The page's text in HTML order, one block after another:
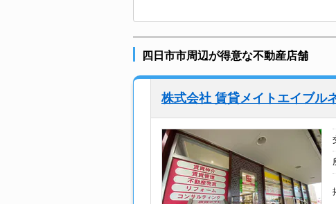
四日市市周辺が得意な不動産店舗
株式会社 賃貸メイトエイブル